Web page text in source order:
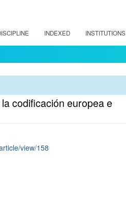
INDEXED INSTITUTIONS
codificación europea e
view/158